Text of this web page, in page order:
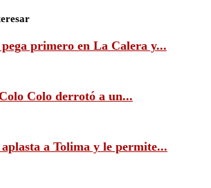
primero en La Calera y...
Colo derrotó a un...
a Tolima y le permite...